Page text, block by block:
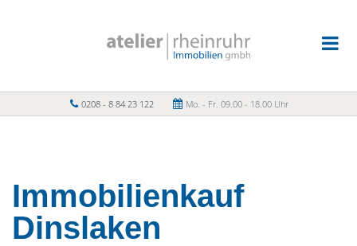
0208 - 8 84 23 122 Mo. - Fr. 09.00 - 18.00 Uhr
Immobilienkauf
Dinslaken